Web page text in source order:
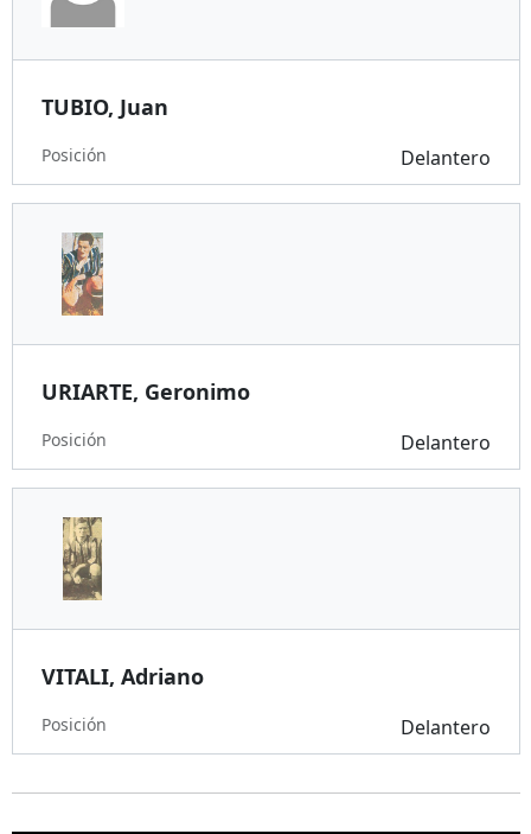
TUBIO, Juan
Posición Delantero
URIARTE, Geronimo
Posición Delantero
VITALI, Adriano
Posición Delantero